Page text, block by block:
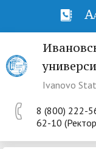
Ivanovo
8 (800) 222-
62-10